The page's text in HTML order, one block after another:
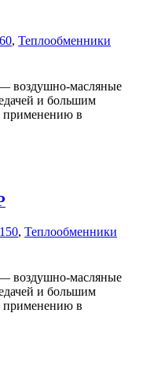
, Теплообменники
воздушно-масляные
и большим
применению в
, Теплообменники
воздушно-масляные
и большим
применению в